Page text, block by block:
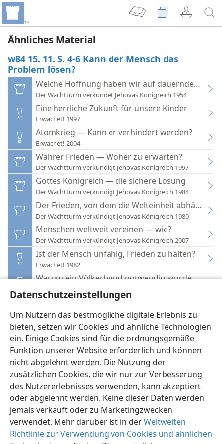
Datenschutzeinstellungen
Um Nutzern das bestmögliche digitale Erlebnis zu
bieten, setzen wir Cookies und ähnliche Technologien
ein. Einige Cookies sind für die ordnungsgemäße
Funktion unserer Website erforderlich und können
nicht abgelehnt werden. Die Nutzung der
zusätzlichen Cookies, die wir nur zur Verbesserung
des Nutzererlebnisses verwenden, kann akzeptiert
oder abgelehnt werden. Keine dieser Daten werden
jemals verkauft oder zu Marketingzwecken
verwendet. Mehr darüber ist in derWeltweiten
Richtlinie zur Verwendung von Cookies und ähnlichen
Ähnliches Material
w84 15. 11. S. 4-6 Kann der Mensch das
Problem lösen?
Welche Hoffnung haben wir auf dauernden
Der Wachtturm verkündet Jehovas Königreich 1954
Eine herrliche Zukunft für unsere Kinder
Erwachet! 1997
Atomkrieg — Kann er verhindert werden?
Erwachet! 2004
Wahrer Frieden — Woher zu erwarten?
Der Wachtturm verkündigt Jehovas Königreich 1997
Gottes Königreich — die sichere Lösung
Der Wachtturm verkündigt Jehovas Königreich 1984
Der Frieden, von dem die Welteinheit abhängt
Der Wachtturm verkündigt Jehovas Königreich 1980
Menschen weltweit vereinen — wie?
Der Wachtturm verkündigt Jehovas Königreich 2007
Ist der Mensch unfähig, Frieden zu halten?
Erwachet! 1982
Warum ein Völkerbund notwendig wurde
Erwachet! 1991
Können Menschen dauernden Frieden und
Wahrer Friede und Sicherheit — woher zu erwarten?
Deutsch Einstellungen
Copyright© 2026 Watch Tower Bible and Tract Society of Pennsylvania
Nutzungsbedingungen
Datenschutzerklärung
Datenschutzeinstellungen
JW.ORG Anmelden